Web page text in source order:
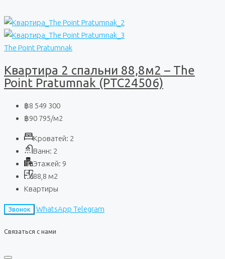
The Point Pratumnak
Квартира 2 спальни 88,8м2 – The
Point Pratumnak (PTC24506)
฿8 549 300
฿90 795/м2
Кроватей: 2
Ванн: 2
Этажей: 9
88,8 м2
Квартиры
Звонок WhatsApp Telegram
Связаться с нами